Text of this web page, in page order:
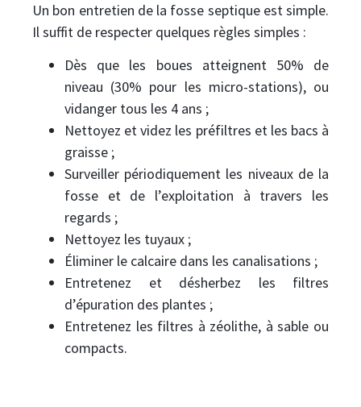
Un bon entretien de la fosse septique est simple.
Il suffit de respecter quelques règles simples :
Dès que les boues atteignent 50% de
niveau (30% pour les micro-stations), ou
vidanger tous les 4 ans ;
Nettoyez et videz les préfiltres et les bacs à
graisse ;
Surveiller périodiquement les niveaux de la
fosse et de l’exploitation à travers les
regards ;
Nettoyez les tuyaux ;
Éliminer le calcaire dans les canalisations ;
Entretenez et désherbez les filtres
d’épuration des plantes ;
Entretenez les filtres à zéolithe, à sable ou
compacts.